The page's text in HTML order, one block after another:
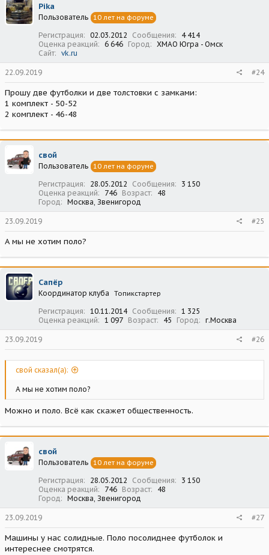
Pika
Пользователь 10 лет на форуме
Регистрация 02.03.2012 Сообщения
4 414
Оценка реакций
6 646 Город
ХМАО Югра - Омск
Сайт
vk.ru
22.09.2019 #24
Прошу две футболки и две толстовки с замками:
1 комплект - 50-52
2 комплект - 46-48
свой
Пользователь 10 лет на форуме
Регистрация 28.05.2012 Сообщения
3 150
Оценка реакций
746 Возраст
48
Город
Москва, Звенигород
23.09.2019 #25
А мы не хотим поло?
Сапёр
Координатор клуба Топикстартер
Регистрация 10.11.2014 Сообщения
1 325
Оценка реакций
1 097 Возраст 45 Город г.Москва
23.09.2019 #26
свой сказал(а):
А мы не хотим поло?
Можно и поло. Всё как скажет общественность.
свой
Пользователь 10 лет на форуме
Регистрация 28.05.2012 Сообщения
3 150
Оценка реакций
746 Возраст
48
Город
Москва, Звенигород
23.09.2019 #27
Машины у нас солидные. Поло посолиднее футболок и
интереснее смотрятся.